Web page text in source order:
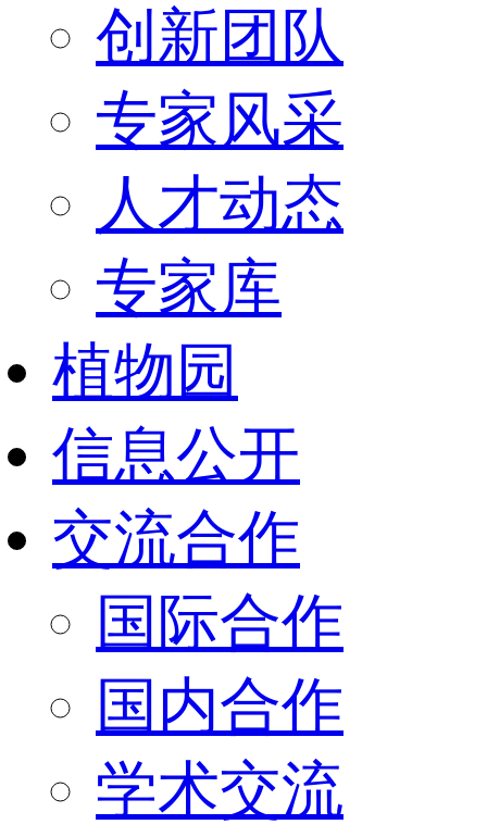
创新团队
专家风采
人才动态
专家库
植物园
信息公开
交流合作
国际合作
国内合作
学术交流